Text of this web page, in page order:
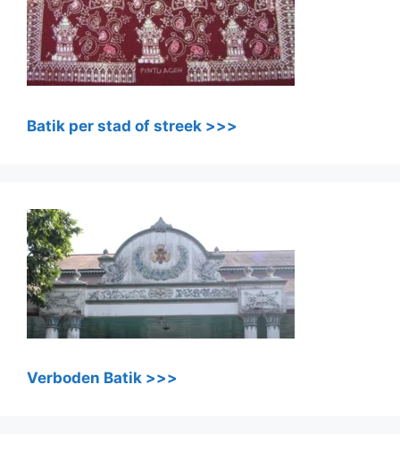
Batik per stad of streek >>>
Verboden Batik >>>